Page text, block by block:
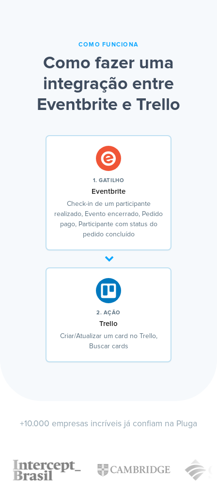
COMO FUNCIONA
Como fazer uma
integração entre
Eventbrite e Trello
1. GATILHO
Eventbrite
Check-in de um participante
realizado, Evento encerrado, Pedido
pago, Participante com status do
pedido concluído
2. AÇÃO
Trello
Criar/Atualizar um card no Trello,
Buscar cards
+10.000 empresas incríveis já confiam na Pluga